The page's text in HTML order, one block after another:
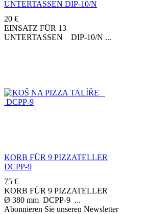
UNTERTASSEN DIP-10/N
20 €
EINSATZ FÜR 13
UNTERTASSEN DIP-10/N
KORB FÜR 9 PIZZATELLER
DCPP-9
75 €
KORB FÜR 9 PIZZATELLER
Ø 380 mm DCPP-9
Abonnieren Sie unseren Newsletter